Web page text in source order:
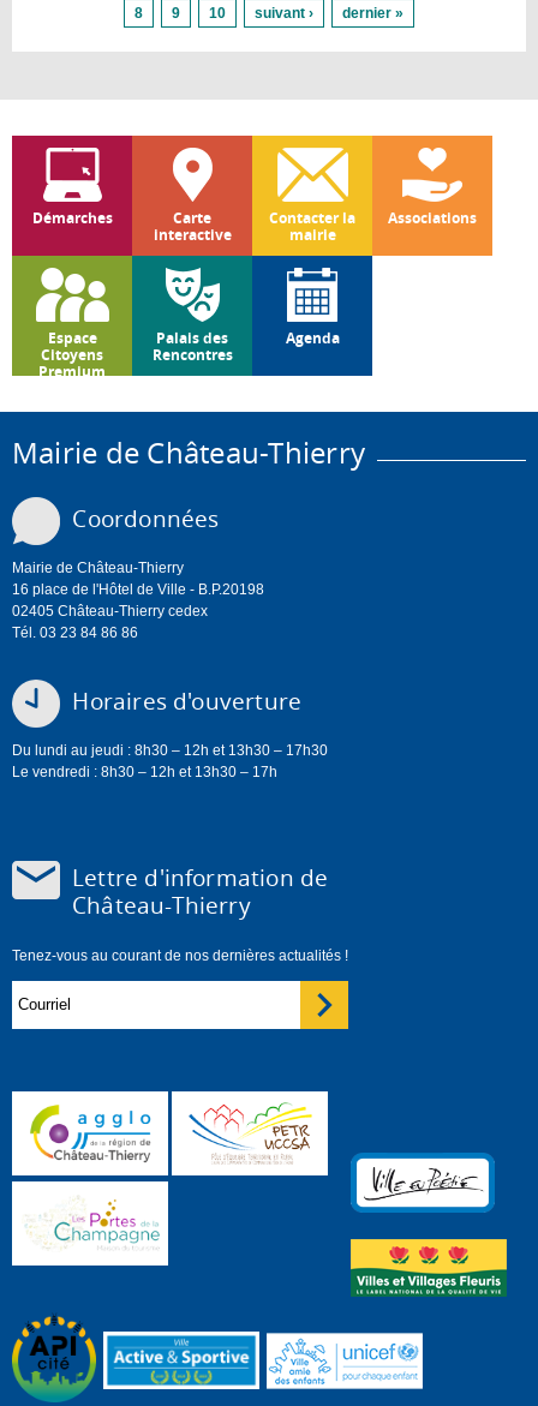
8
9 10 suivant › dernier »
Démarches
Carte
interactive
Contacter la
mairie
Associations
Espace
Citoyens
Premium
Palais des
Rencontres
Agenda
Mairie de Château-Thierry
Coordonnées
Mairie de Château-Thierry
16 place de l'Hôtel de Ville - B.P.20198
02405 Château-Thierry cedex
Tél. 03 23 84 86 86
Horaires d'ouverture
Du lundi au jeudi : 8h30 – 12h et 13h30 – 17h30
Le vendredi : 8h30 – 12h et 13h30 – 17h
Lettre d'information de
Château-Thierry
Tenez-vous au courant de nos dernières actualités !